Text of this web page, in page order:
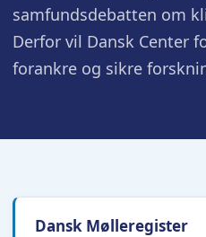
samfundsdebatten om
Derfor vil Dansk Center
forankre og sikre
Dansk Mølleregister